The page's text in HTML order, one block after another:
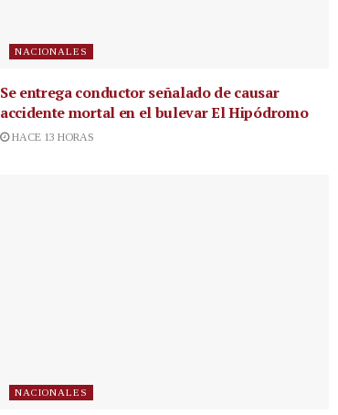
NACIONALES
Se entrega conductor señalado de causar
accidente mortal en el bulevar El Hipódromo
HACE 13 HORAS
NACIONALES